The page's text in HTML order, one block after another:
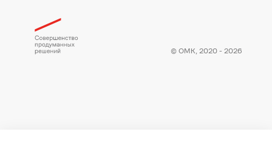
© ОМК, 2020 - 2026